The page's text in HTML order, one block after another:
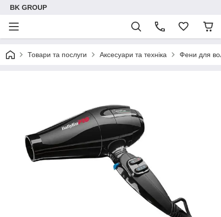
BK GROUP
Товари та послуги Аксесуари та техніка Фени для